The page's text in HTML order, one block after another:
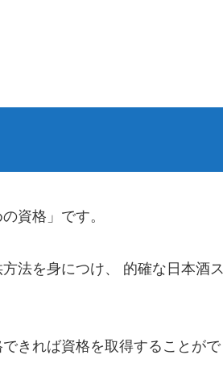
資格」です。
法を身につけ、 的確な日本酒ス
きれば資格を取得することがで